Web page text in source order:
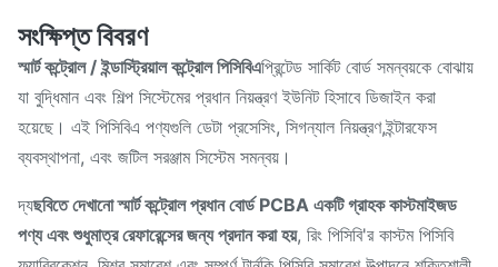
সংক্ষিপ্ত বিবরণ
স্মার্ট কন্ট্রোল / ইন্ডাস্ট্রিয়াল কন্ট্রোল পিসিবিএপ্রিন্টেড সার্কিট বোর্ড সমন্বয়কে বোঝায়
যা বুদ্ধিমান এবং শিল্প সিস্টেমের প্রধান নিয়ন্ত্রণ ইউনিট হিসাবে ডিজাইন করা
হয়েছে। এই পিসিবিএ পণ্যগুলি ডেটা প্রসেসিং, সিগন্যাল নিয়ন্ত্রণ,ইন্টারফেস
ব্যবস্থাপনা, এবং জটিল সরঞ্জাম সিস্টেম সমন্বয়।
দ্যছবিতে দেখানো স্মার্ট কন্ট্রোল প্রধান বোর্ড PCBA একটি গ্রাহক কাস্টমাইজড
পণ্য এবং শুধুমাত্র রেফারেন্সের জন্য প্রদান করা হয়, রিং পিসিবি'র কাস্টম পিসিবি